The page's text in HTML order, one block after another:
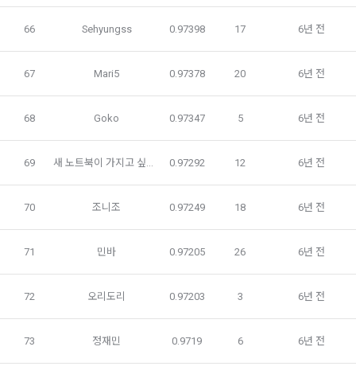
닫기확인
다. 약관 내용, 청약철회권이 제한되는 서비스 등 비용 부담과 관
련한 내용에 대한 확인
라. 이 약관에 동의하고 위 다.호의 사항을 확인하거나 거부하는
표시(예, 마우스 클릭)
마. 재화 및 서비스 등의 구매 신청 및 이에 관한 확인 또는 “사이
트”의 확인에 대한 동의
바. 결제 방법의 선택
2. “사이트”가 제3자에게 구매자 개인정보를 제공할 필요가 있
는 경우 1)개인정보를 제공받는 자, 2)개인정보를 제공받는 자
알리고 동의를 받아야 한다. (동의를 받은 사항이 변경되는 경우
에도 같다.)
3. “사이트”가 제3자에게 구매자의 개인정보를 취급할 수 있도
동의를 받아야 한다. (동의를 받은 사항이 변경되는 경우에도 같
다.) 다만, 서비스 제공에 관한 계약 이행을 위해 필요하고 구매
있는 서비스 이용환경 구축을 위해 개인정보를 이용합니다.
인정보 제공에 직접 동의를 한 경우, 그리고 관련 법령에 의거해
데이콘에 개인정보 제출 의무가 발생한 경우, 이용자의 생명이
나 안전에 급박한 위험이 확인되어 이를 해소하기 위한 경우에
과하여 이용하지 않습니다.
66 Sehyungss 0.97398 17 6년 전
67 Mari5 0.97378 20 6년 전
68 Goko 0.97347 5 6년 전
69 새 노트북이 가지고 싶어요 0.97292 12 6년 전
70 조니조 0.97249 18 6년 전
71 민바 0.97205 26 6년 전
72 오리도리 0.97203 3 6년 전
73 정재민 0.9719 6 6년 전